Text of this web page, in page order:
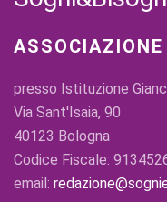
ASSOCIAZIONE
presso Istituzione
Via Sant'Isaia, 90
40123 Bologna
Codice Fiscale:
email: